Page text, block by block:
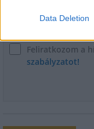
Data Deletion
Feliratkozom a
szabályzatot!